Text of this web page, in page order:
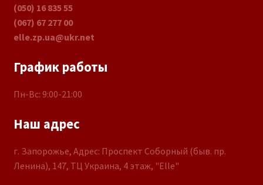
(050) 16 835 55
(067) 67 277 00
elle.zp.ua@ukr.net
График работы
Пн-Вс: 9:00-21:00
Наш адрес
г. Запорожье, Адрес: Проспект Соборный (быв. пр.
Ленина), 147, ТЦ Украина, 4 этаж, "Elle"